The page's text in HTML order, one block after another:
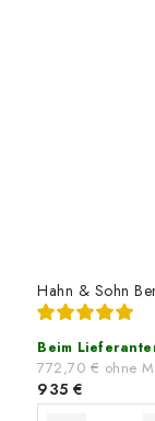
Hahn & Sohn
Beim
772,70 € ohne
935 €